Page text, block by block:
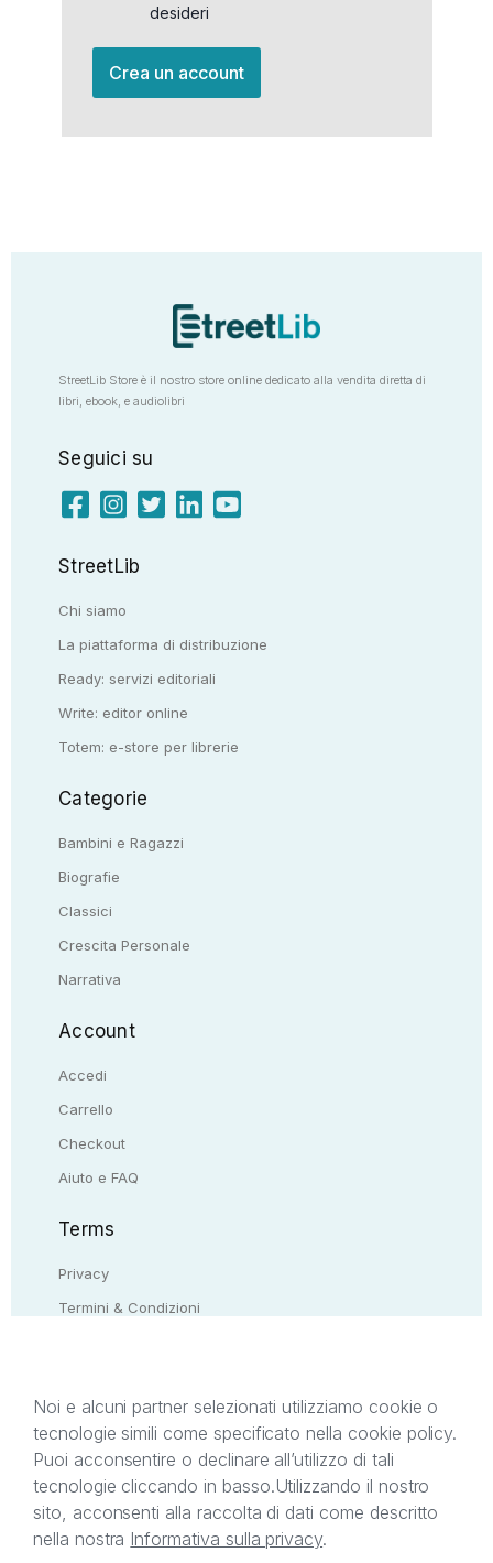
desideri
Crea un account
StreetLib Store è il nostro store online dedicato alla vendita diretta di
libri, ebook, e audiolibri
Seguici su
StreetLib
Chi siamo
La piattaforma di distribuzione
Ready: servizi editoriali
Write: editor online
Totem: e-store per librerie
Categorie
Bambini e Ragazzi
Biografie
Classici
Crescita Personale
Narrativa
Account
Accedi
Carrello
Checkout
Aiuto e FAQ
Terms
Privacy
Termini & Condizioni
Il presente sito web è di proprietà di StreetLib S.r.l.
C.F. e P.IVA 05338720963. StreetLib S.r.l. è
titolare di tutti i diritti di proprietà intellettuale
afferenti ai marchi, loghi e segni distintivi presenti
sul sito web. Si invita l’utente a prendere visione
Noi e alcuni partner selezionati utilizziamo cookie o
tecnologie simili come specificato nella cookie policy.
Puoi acconsentire o declinare all’utilizzo di tali
tecnologie cliccando in basso.Utilizzando il nostro
sito, acconsenti alla raccolta di dati come descritto
nella nostra Informativa sulla privacy.